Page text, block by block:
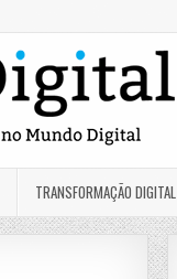
TRANSFORMAÇÃO DIGITAL